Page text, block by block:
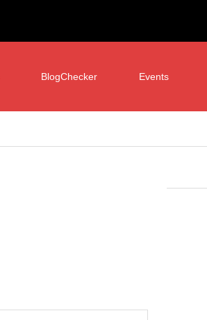
BlogChecker Events